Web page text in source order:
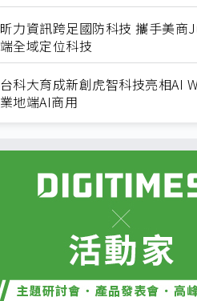
昕力資訊跨足國防科技 攜手美商
端全域定位科技
台科大育成新創虎智科技亮相AI
業地端AI商用